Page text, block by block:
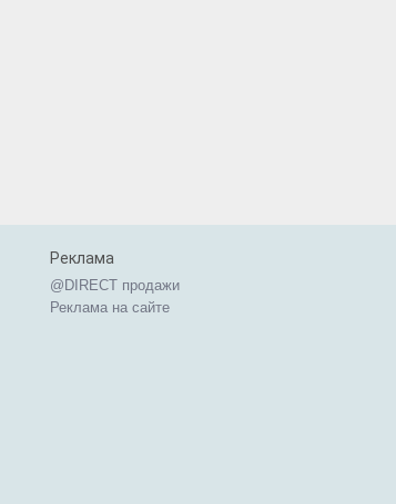
Реклама
@DIRECT продажи
Реклама на сайте